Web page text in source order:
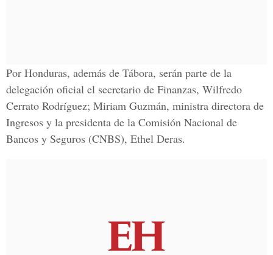
Por Honduras, además de Tábora, serán parte de la
delegación oficial el secretario de Finanzas, Wilfredo
Cerrato Rodríguez; Miriam Guzmán, ministra directora de
Ingresos y la presidenta de la Comisión Nacional de
Bancos y Seguros (CNBS), Ethel Deras.